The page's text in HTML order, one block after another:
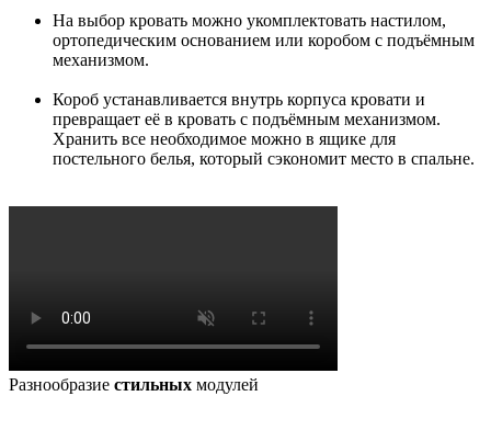
На выбор кровать можно укомплектовать настилом,
ортопедическим основанием или коробом с подъёмным
механизмом.
Короб устанавливается внутрь корпуса кровати и
превращает её в кровать с подъёмным механизмом.
Хранить все необходимое можно в ящике для
постельного белья, который сэкономит место в спальне.
Разнообразие стильных модулей